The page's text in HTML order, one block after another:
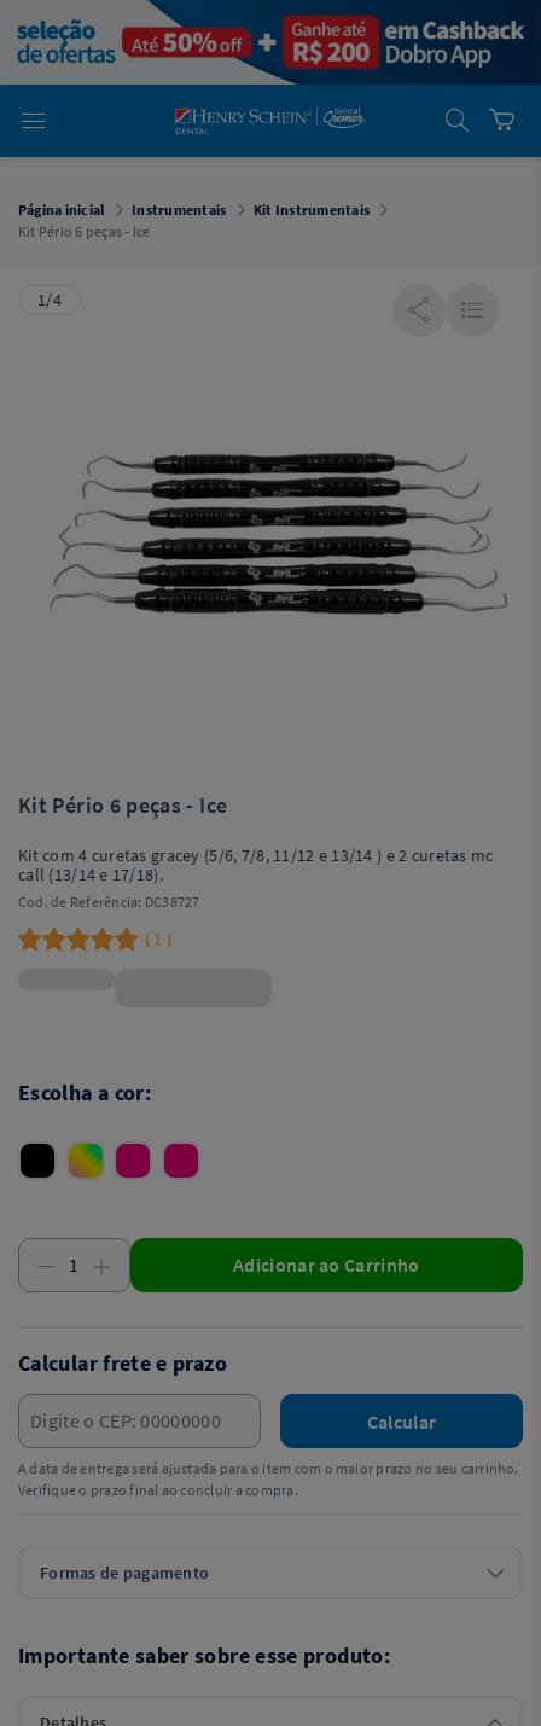
Dental
Cremer -
Henry Schein
Laboratório
Laboratório
Cremer -
Henry Schein
Dental
Software
Odontológico
Página inicial Instrumentais
Kit Instrumentais
Kit Pério 6 peças - Ice
1/4
Kit Pério 6 peças - Ice
Kit com 4 curetas gracey (5/6, 7/8, 11/12 e 13/14 ) e 2 curetas mc
call (13/14 e 17/18).
Cod. de Referência: DC38727
( 1 )
Escolha a cor:
Adicionar ao Carrinho
Calcular frete e prazo
Calcular
A data de entrega será ajustada para o item com o maior prazo no seu carrinho.
Verifique o prazo final ao concluir a compra.
Formas de pagamento
Importante saber sobre esse produto: